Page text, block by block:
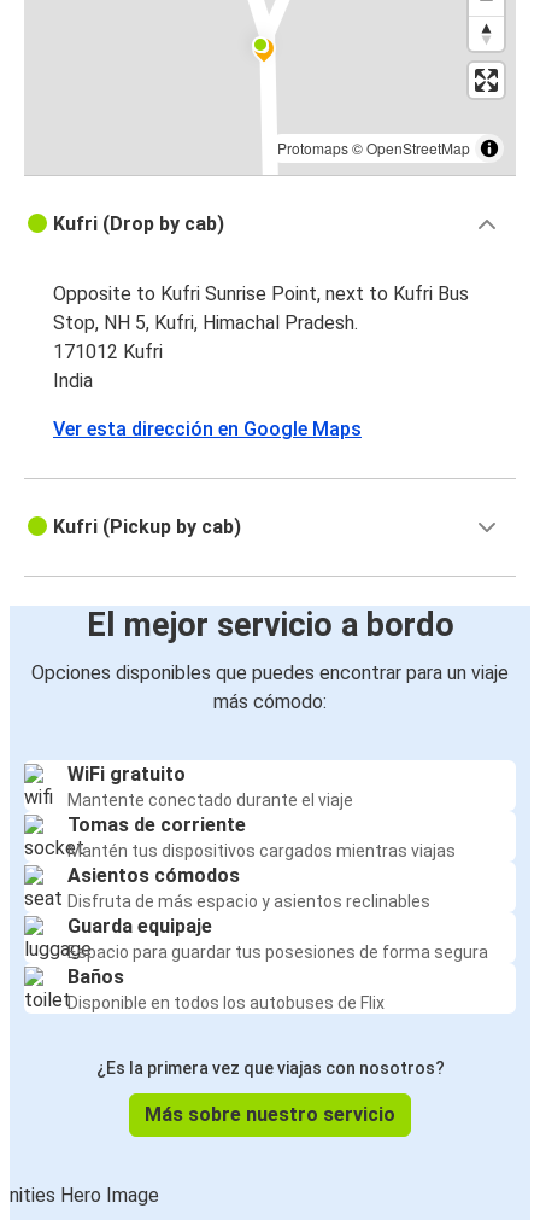
Protomaps©OpenStreetMap
Kufri (Drop by cab)
Opposite to Kufri Sunrise Point, next to Kufri Bus
Stop, NH 5, Kufri, Himachal Pradesh.
171012 Kufri
India
Ver esta dirección en Google Maps
Kufri (Pickup by cab)
El mejor servicio a bordo
Opciones disponibles que puedes encontrar para un viaje
más cómodo:
WiFi gratuito
Mantente conectado durante el viaje
Tomas de corriente
Mantén tus dispositivos cargados mientras viajas
Asientos cómodos
Disfruta de más espacio y asientos reclinables
Guarda equipaje
Espacio para guardar tus posesiones de forma segura
Baños
Disponible en todos los autobuses de Flix
¿Es la primera vez que viajas con nosotros?
Más sobre nuestro servicio